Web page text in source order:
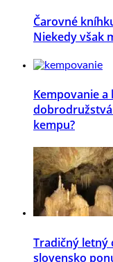
Čarovné
Niekedy však
Kempovanie
kempu?
Tradičný letný
slovensko